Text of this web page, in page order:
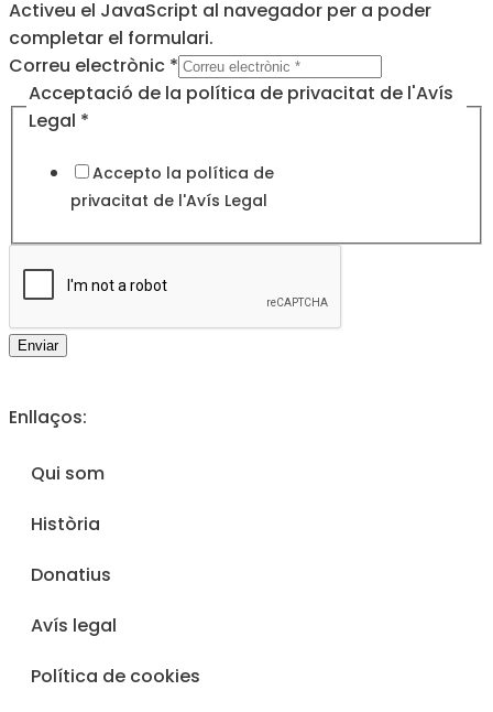
Activeu el JavaScript al navegador per a poder
completar el formulari.
Correu electrònic *
Acceptació
de
Acceptació de la política de privacitat de l'Avís
Legal *
Accepto la política de
privacitat de l'Avís Legal
Enviar
Enllaços:
Qui som
Història
Donatius
Avís legal
Política de cookies